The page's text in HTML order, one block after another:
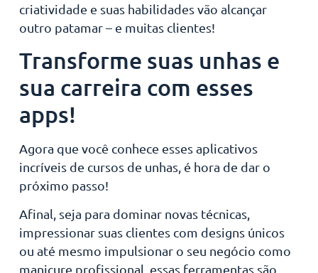
criatividade e suas habilidades vão alcançar
outro patamar – e muitas clientes!
Transforme suas unhas e
sua carreira com esses
apps!
Agora que você conhece esses aplicativos
incríveis de cursos de unhas, é hora de dar o
próximo passo!
Afinal, seja para dominar novas técnicas,
impressionar suas clientes com designs únicos
ou até mesmo impulsionar o seu negócio como
manicure profissional, essas ferramentas são